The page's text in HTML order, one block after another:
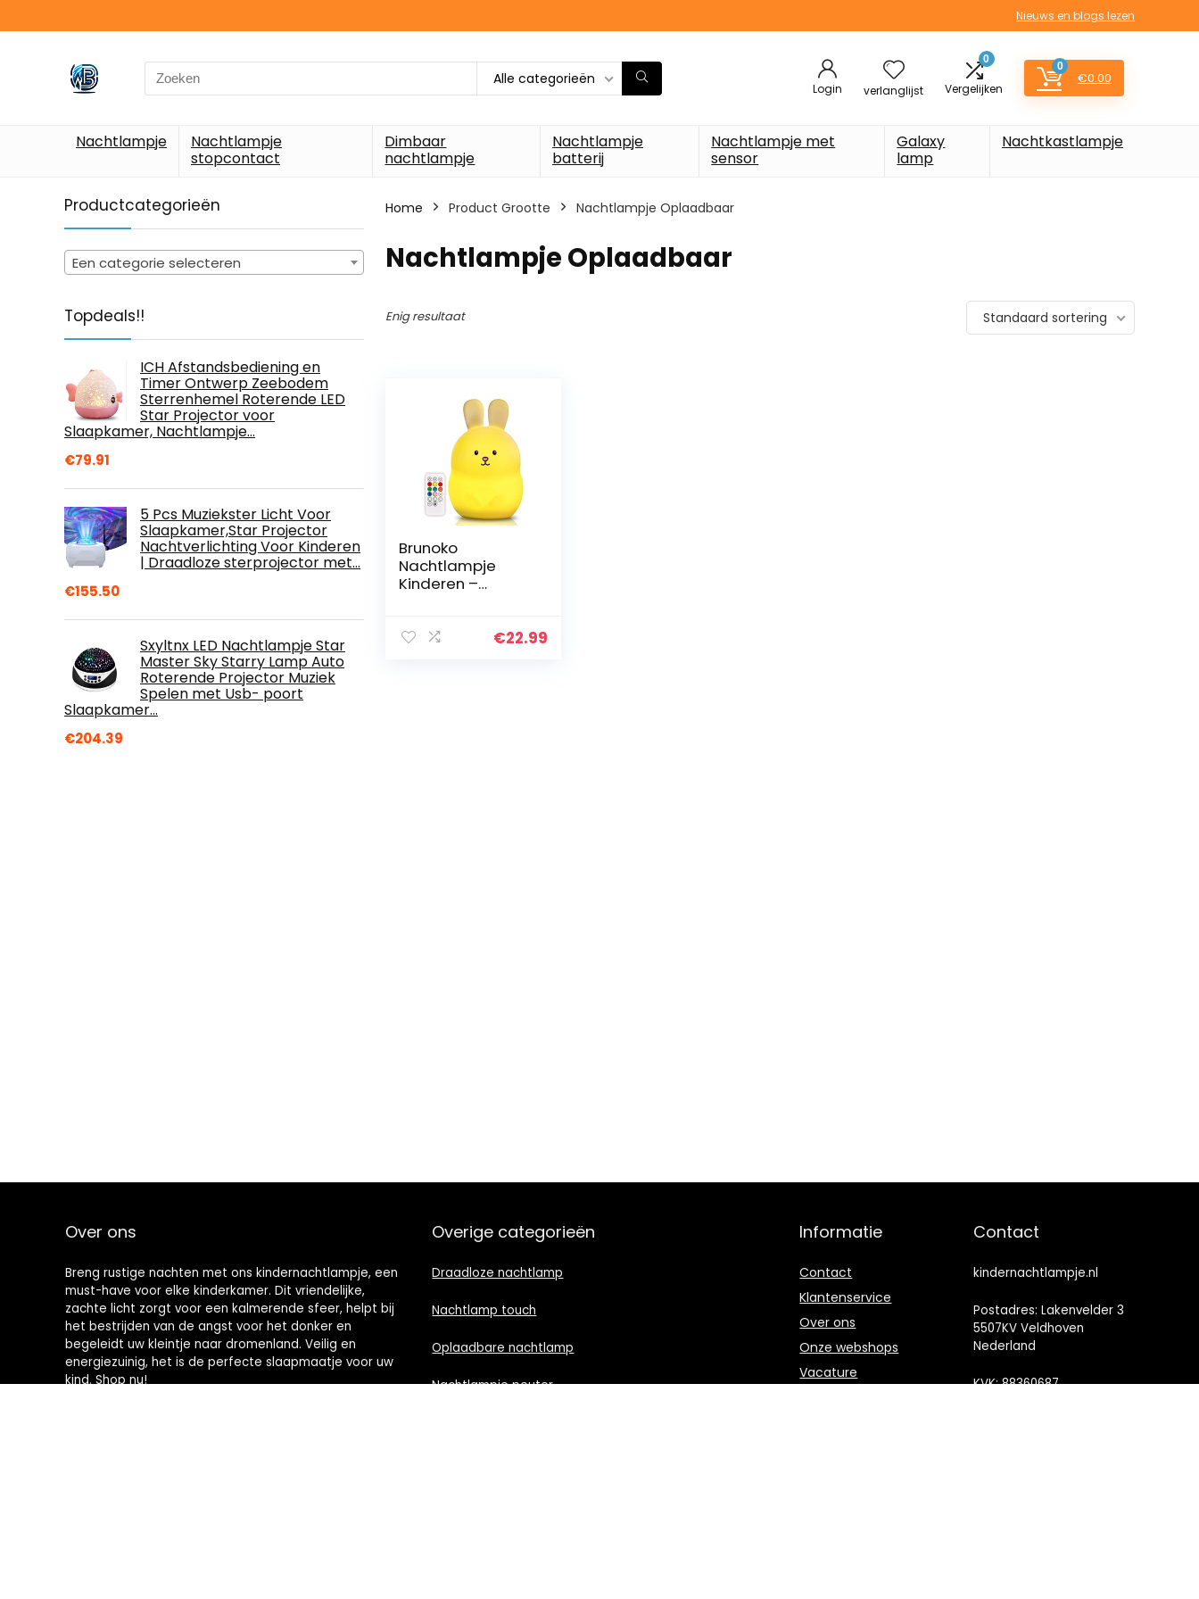
Nieuws en blogs lezen
Search
for:
Alle categorieën
Login verlanglijst
0
Vergelijken
0
€0.00
Nachtlampje
Nachtlampje
stopcontact
Dimbaar
nachtlampje
Nachtlampje
batterij
Nachtlampje met
sensor
Galaxy
lamp
Nachtkastlampje
Productcategorieën
Een categorie selecteren
Topdeals!!
ICH Afstandsbediening en
Timer Ontwerp Zeebodem
Sterrenhemel Roterende LED
Star Projector voor
Slaapkamer, Nachtlampje…
€79.91
5 Pcs Muziekster Licht Voor
Slaapkamer,Star Projector
Nachtverlichting Voor Kinderen
| Draadloze sterprojector met…
€155.50
Sxyltnx LED Nachtlampje Star
Master Sky Starry Lamp Auto
Roterende Projector Muziek
Spelen met Usb- poort
Slaapkamer…
€204.39
Home Product Grootte ‎Nachtlampje Oplaadbaar
‎Nachtlampje Oplaadbaar
Enig resultaat Standaard sortering
Brunoko
Nachtlampje
Kinderen –
afstandsbedienin
€22.99
Over ons
Breng rustige nachten met ons kindernachtlampje, een
must-have voor elke kinderkamer. Dit vriendelijke,
zachte licht zorgt voor een kalmerende sfeer, helpt bij
het bestrijden van de angst voor het donker en
begeleidt uw kleintje naar dromenland. Veilig en
energiezuinig, het is de perfecte slaapmaatje voor uw
kind. Shop nu!
Overige categorieën
Draadloze nachtlamp
Nachtlamp touch
Oplaadbare nachtlamp
Nachtlampje peuter
Informatie
Contact
Klantenservice
Over ons
Onze webshops
Vacature
Contact
kindernachtlampje.nl
Postadres: Lakenvelder 3
5507KV Veldhoven
Nederland
KVK: 88360687